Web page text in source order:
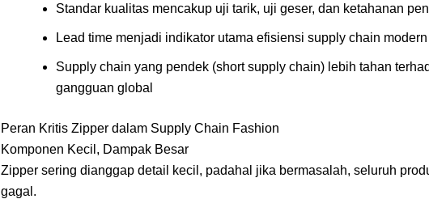
Standar kualitas mencakup uji tarik, uji geser, dan ketahanan
Lead time menjadi indikator utama efisiensi supply chain modern
Supply chain yang pendek (short supply chain) lebih tahan
gangguan global
Peran Kritis Zipper dalam Supply Chain Fashion
Komponen Kecil, Dampak Besar
Zipper sering dianggap detail kecil, padahal jika bermasalah, seluruh
gagal.